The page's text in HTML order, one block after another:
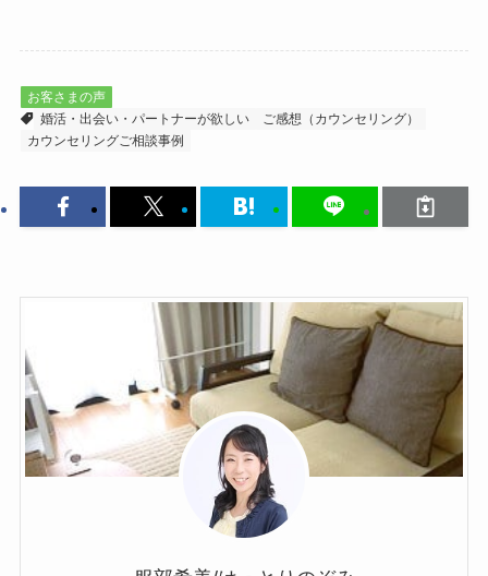
お客さまの声
婚活・出会い・パートナーが欲しい
ご感想（カウンセリング）
カウンセリングご相談事例